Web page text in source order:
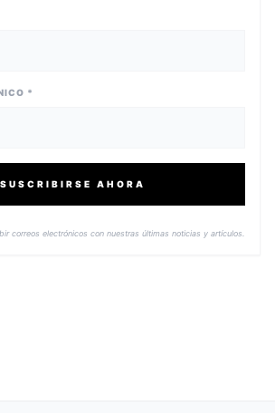
*
SUSCRIBIRSE AHORA
correos electrónicos con nuestras últimas noticias y artículos.